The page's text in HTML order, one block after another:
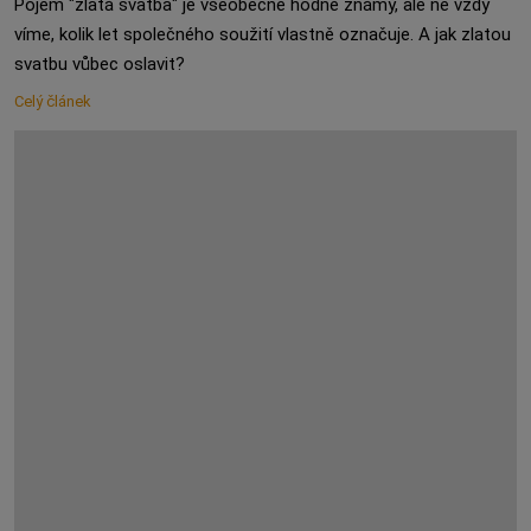
Pojem "zlatá svatba" je všeobecně hodně známý, ale ne vždy
víme, kolik let společného soužití vlastně označuje. A jak zlatou
svatbu vůbec oslavit?
Celý článek